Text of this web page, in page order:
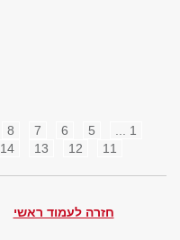
1 ...
5
6
7
8
11
12
13
14
חזרה לעמוד ראשי